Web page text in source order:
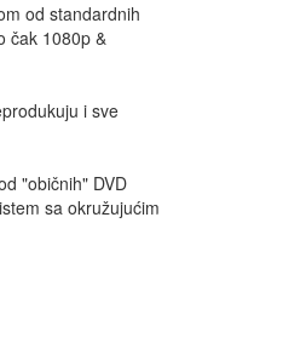
od standardnih
čak 1080p &
i sve
"običnih" DVD
sa okružujućim